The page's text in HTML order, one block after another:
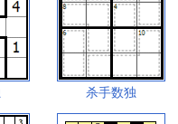
杀手数独